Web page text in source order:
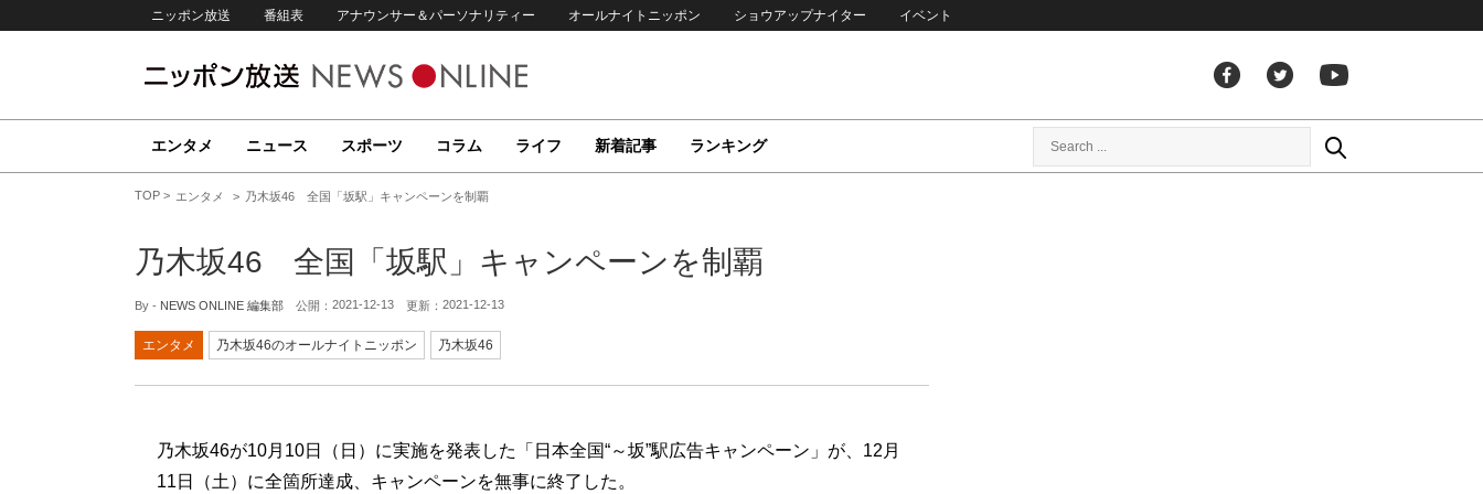
ニッポン放送 番組表 アナウンサー＆パーソナリティー オールナイトニッポン ショウアップナイター イベント
エンタメ ニュース スポーツ コラム ライフ 新着記事 ランキング
TOP エンタメ 乃木坂46 全国「坂駅」キャンペーンを制覇
乃木坂46 全国「坂駅」キャンペーンを制覇
By - NEWS ONLINE 編集部 公開： 2021-12-13 更新： 2021-12-13
エンタメ 乃木坂46のオールナイトニッポン 乃木坂46
乃木坂46が10月10日（日）に実施を発表した「日本全国“～坂”駅広告キャンペーン」が、12月
11日（土）に全箇所達成、キャンペーンを無事に終了した。